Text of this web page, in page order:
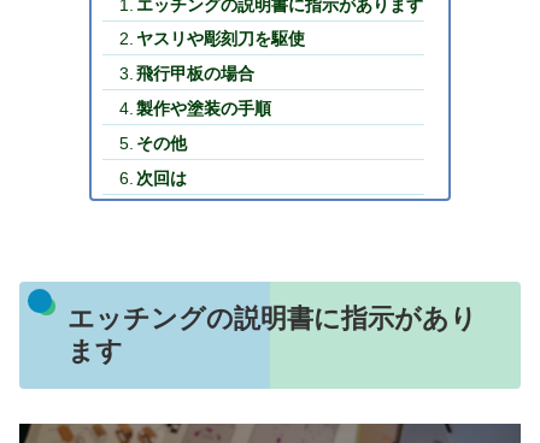
エッチングの説明書に指示があります
ヤスリや彫刻刀を駆使
飛行甲板の場合
製作や塗装の手順
その他
次回は
エッチングの説明書に指示があり
ます